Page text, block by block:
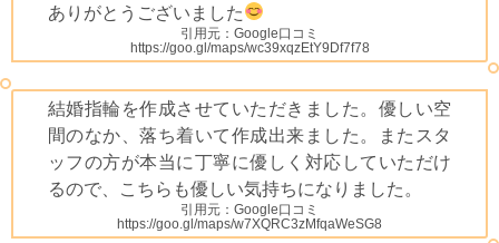
ありがとうございました
引用元：Google口コミ
https://goo.gl/maps/wc39xqzEtY9Df7f78
結婚指輪を作成させていただきました。優しい空
間のなか、落ち着いて作成出来ました。またスタ
ッフの方が本当に丁寧に優しく対応していただけ
るので、こちらも優しい気持ちになりました。
引用元：Google口コミ
https://goo.gl/maps/w7XQRC3zMfqaWeSG8